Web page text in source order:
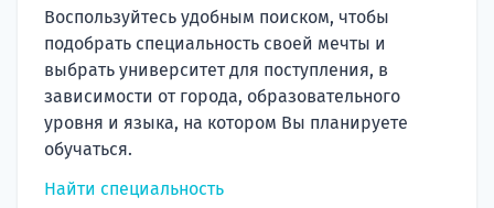
Воспользуйтесь удобным поиском, чтобы
подобрать специальность своей мечты и
выбрать университет для поступления, в
зависимости от города, образовательного
уровня и языка, на котором Вы планируете
обучаться.
Найти специальность